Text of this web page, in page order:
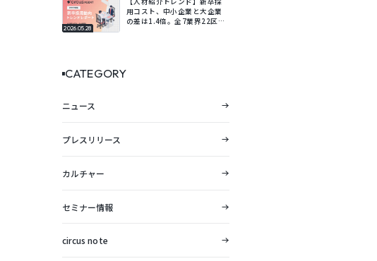
2026.05.28
用コスト、中小企業と大企業
の差は1.4倍。全7業界22区
CATEGORY
ニュース
プレスリリース
カルチャー
セミナー情報
circus note